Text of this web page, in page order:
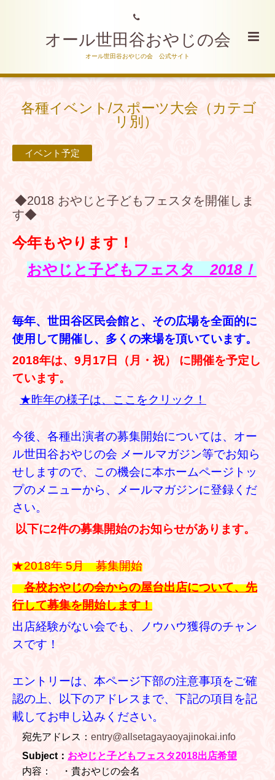
オール世田谷おやじの会
オール世田谷おやじの会 公式サイト
各種イベント/スポーツ大会（カテゴ
リ別）
イベント予定
◆2018 おやじと子どもフェスタを開催しま
す◆
今年もやります！
おやじと子どもフェスタ 2018！
毎年、世田谷区民会館と、その広場を全面的に
使用して開催し、多くの来場を頂いています。
2018年は、9月17日（月・祝） に開催を予定し
ています。
★昨年の様子は、ここをクリック！
今後、各種出演者の募集開始については、オー
ル世田谷おやじの会 メールマガジン等でお知ら
せしますので、この機会に本ホームページトッ
プのメニューから、メールマガジンに登録くだ
さい。
以下に2件の募集開始のお知らせがあります。
★2018年 5月 募集開始
各校おやじの会からの屋台出店について、先
行して募集を開始します！
出店経験がない会でも、ノウハウ獲得のチャン
スです！
エントリーは、本ページ下部の注意事項をご確
認の上、以下のアドレスまで、下記の項目を記
載してお申し込みください。
宛先アドレス： entry@allsetagayaoyajinokai.info
Subject： おやじと子どもフェスタ2018出店希望
内容： ・貴おやじの会名